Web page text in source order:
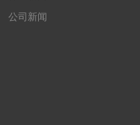
公司新闻